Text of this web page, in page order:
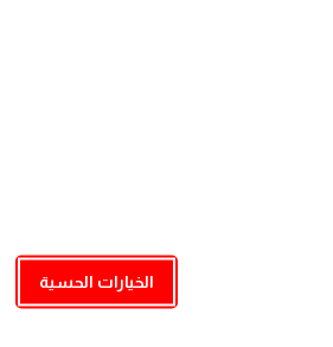
الخيارات الحسية